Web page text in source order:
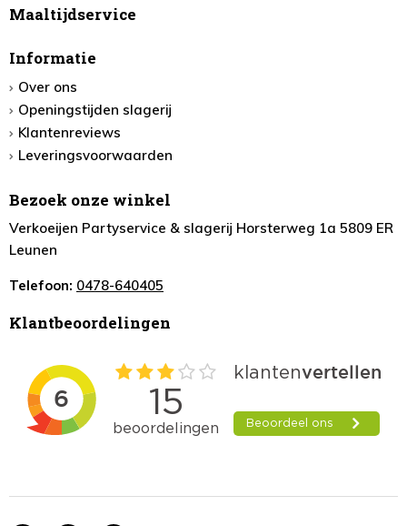
Maaltijdservice
Informatie
Over ons
Openingstijden slagerij
Klantenreviews
Leveringsvoorwaarden
Bezoek onze winkel
Verkoeijen Partyservice & slagerij Horsterweg 1a 5809 ER
Leunen
Telefoon: 0478-640405
Klantbeoordelingen